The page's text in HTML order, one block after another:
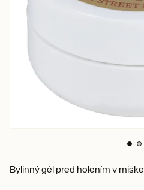
Bylinný gél pred holením v miske